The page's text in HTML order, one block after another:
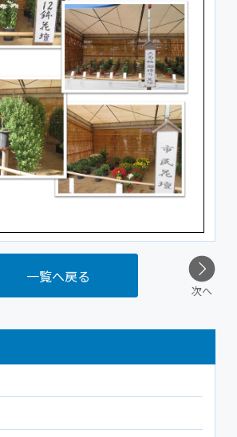
一覧へ戻る
次へ